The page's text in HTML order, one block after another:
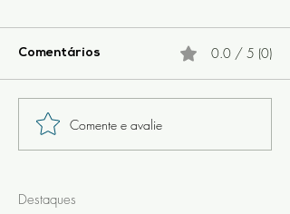
Comentários 0.0 / 5 (0)
Comente e avalie
Destaques